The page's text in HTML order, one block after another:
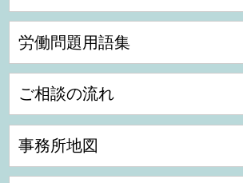
労働問題用語集
ご相談の流れ
事務所地図